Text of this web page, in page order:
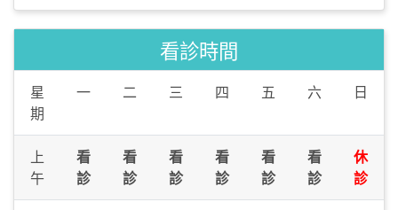
看診時間
星
期
一 二 三 四 五 六 日
上
午
看
診
看
診
看
診
看
診
看
診
看
診
休
診